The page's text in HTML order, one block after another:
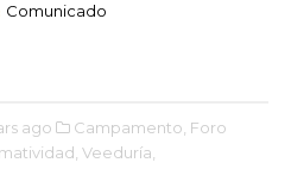
Comunicado
ago Campamento, Foro
Veeduría,